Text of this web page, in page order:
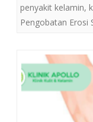
penyakit kelamin,
Pengobatan Erosi